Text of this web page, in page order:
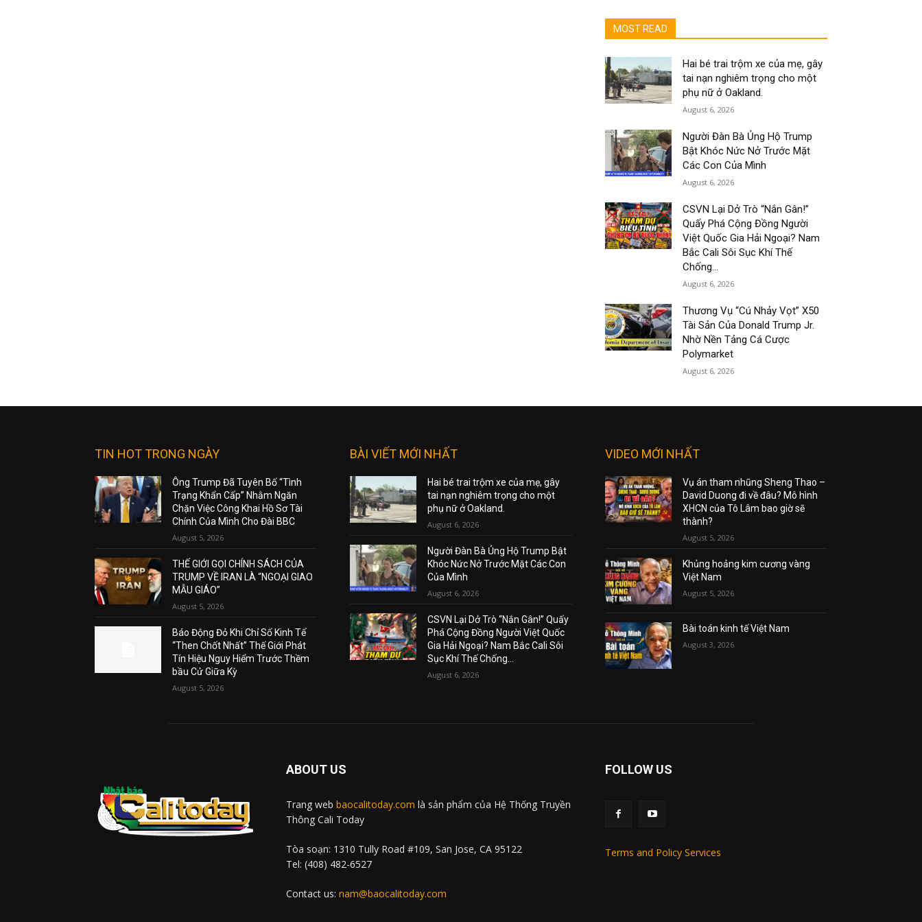
MOST READ
Hai bé trai trộm xe của mẹ, gây
tai nạn nghiêm trọng cho một
phụ nữ ở Oakland.
August 6, 2026
Người Đàn Bà Ủng Hộ Trump
Bật Khóc Nức Nở Trước Mặt
Các Con Của Mình
August 6, 2026
CSVN Lại Dở Trò “Nắn Gân!”
Quấy Phá Cộng Đồng Người
Việt Quốc Gia Hải Ngoại? Nam
Bắc Cali Sôi Sục Khí Thế
Chống...
August 6, 2026
Thương Vụ “Cú Nhảy Vọt” X50
Tài Sản Của Donald Trump Jr.
Nhờ Nền Tảng Cá Cược
Polymarket
August 6, 2026
TIN HOT TRONG NGÀY
Ông Trump Đã Tuyên Bố “Tình
Trạng Khẩn Cấp” Nhằm Ngăn
Chặn Việc Công Khai Hồ Sơ Tài
Chính Của Mình Cho Đài BBC
August 5, 2026
THẾ GIỚI GỌI CHÍNH SÁCH CỦA
TRUMP VỀ IRAN LÀ “NGOẠI GIAO
MẪU GIÁO”
August 5, 2026
Báo Động Đỏ Khi Chỉ Số Kinh Tế
“Then Chốt Nhất” Thế Giới Phát
Tín Hiệu Nguy Hiểm Trước Thềm
bầu Cử Giữa Kỳ
August 5, 2026
BÀI VIẾT MỚI NHẤT
Hai bé trai trộm xe của mẹ, gây
tai nạn nghiêm trọng cho một
phụ nữ ở Oakland.
August 6, 2026
Người Đàn Bà Ủng Hộ Trump Bật
Khóc Nức Nở Trước Mặt Các Con
Của Mình
August 6, 2026
CSVN Lại Dở Trò “Nắn Gân!” Quấy
Phá Cộng Đồng Người Việt Quốc
Gia Hải Ngoại? Nam Bắc Cali Sôi
Sục Khí Thế Chống...
August 6, 2026
VIDEO MỚI NHẤT
Vụ án tham nhũng Sheng Thao –
David Duong đi về đâu? Mô hình
XHCN của Tô Lâm bao giờ sẽ
thành?
August 5, 2026
Khủng hoảng kim cương vàng
Việt Nam
August 5, 2026
Bài toán kinh tế Việt Nam
August 3, 2026
ABOUT US
Trang web baocalitoday.com là sản phẩm của Hệ Thống Truyền
Thông Cali Today
Tòa soạn: 1310 Tully Road #109, San Jose, CA 95122
Tel: (408) 482-6527
Contact us: nam@baocalitoday.com
FOLLOW US
Terms and Policy Services